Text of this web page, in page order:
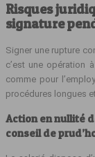
Risques
signature
Signer une rupture
c’est une opération
comme pour
procédures longues
Action en nullité
conseil de